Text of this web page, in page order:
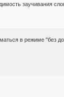
заучивания
в режиме "без